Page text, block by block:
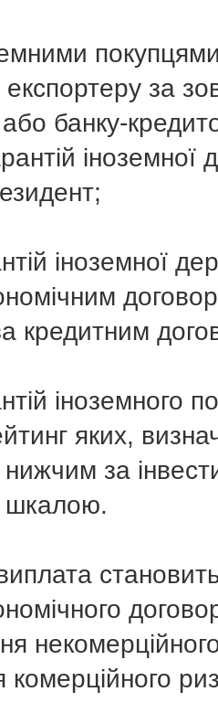
експортеру за
банку-
іноземної
кредитним
іноземного
яких,
за
шкалою.
комерційного